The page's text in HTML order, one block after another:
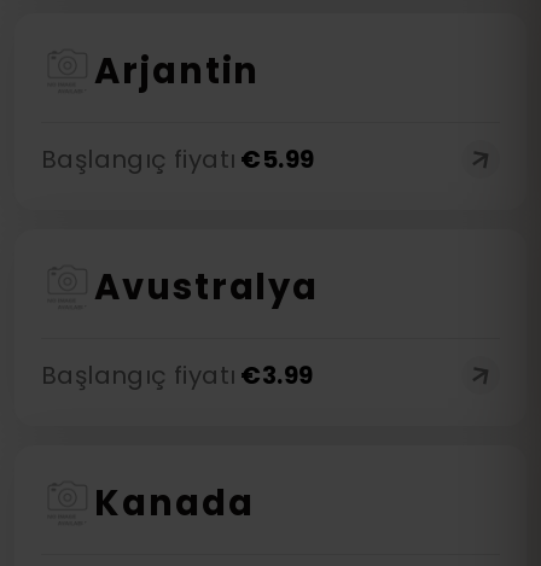
Arjantin
Başlangıç fiyatı €5.99
Avustralya
Başlangıç fiyatı €3.99
Kanada